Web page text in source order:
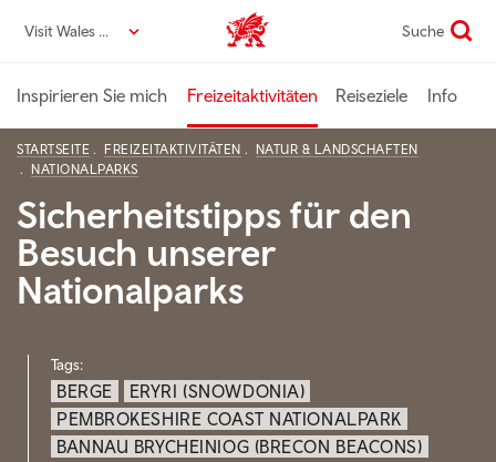
zumVisit Wales DE VisitWales home Suche
Inspirieren Sie mich Freizeitaktivitäten Reiseziele Info
STARTSEITE FREIZEITAKTIVITÄTEN
NATUR & LANDSCHAFTEN
NATIONALPARKS
Sicherheitstipps für den
Besuch unserer
Nationalparks
Tags:
BERGE
ERYRI (SNOWDONIA)
PEMBROKESHIRE COAST NATIONALPARK
BANNAU BRYCHEINIOG (BRECON BEACONS)